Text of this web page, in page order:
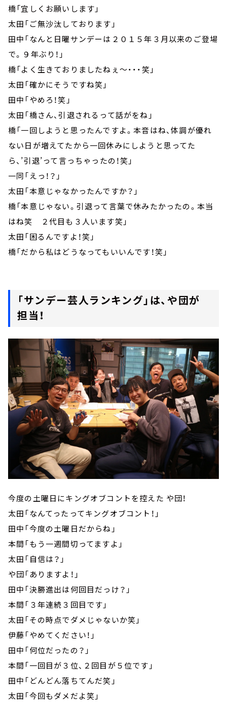
橋「宜しくお願いします」
太田「ご無沙汰しております」
田中「なんと日曜サンデーは２０１５年３月以来のご登場
で。９年ぶり！」
橋「よく生きておりましたねぇ～・・・笑」
太田「確かにそうですね笑」
田中「やめろ！笑」
太田「橋さん、引退されるって話がをね」
橋「一回しようと思ったんですよ。本音はね、体調が優れ
ない日が増えてたから一回休みにしようと思ってた
ら、’引退’って言っちゃったの！笑」
一同「えっ！？」
太田「本意じゃなかったんですか？」
橋「本意じゃない。引退って言葉で休みたかったの。本当
はね笑 ２代目も３人います笑」
太田「困るんですよ！笑」
橋「だから私はどうなってもいいんです！笑」
「サンデー芸人ランキング」は、や団が
担当！
今度の土曜日にキングオブコントを控えた や団！
太田「なんてったってキングオブコント！」
田中「今度の土曜日だからね」
本間「もう一週間切ってますよ」
太田「自信は？」
や団「ありますよ！」
田中「決勝進出は何回目だっけ？」
本間「３年連続３回目です」
太田「その時点でダメじゃないか笑」
伊藤「やめてください！」
田中「何位だったの？」
本間「一回目が３位、２回目が５位です」
田中「どんどん落ちてんだ笑」
太田「今回もダメだよ笑」